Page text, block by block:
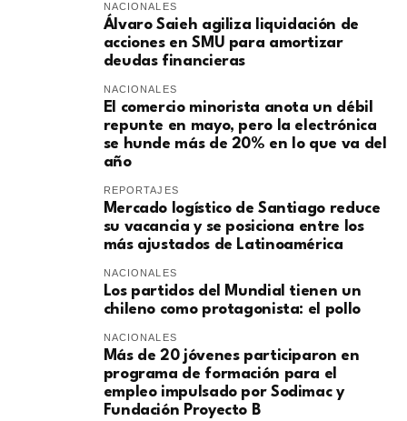
NACIONALES
​Álvaro Saieh agiliza liquidación de
acciones en SMU para amortizar
deudas financieras
NACIONALES
El comercio minorista anota un débil
repunte en mayo, pero la electrónica
se hunde más de 20% en lo que va del
año
REPORTAJES
Mercado logístico de Santiago reduce
su vacancia y se posiciona entre los
más ajustados de Latinoamérica
NACIONALES
Los partidos del Mundial tienen un
chileno como protagonista: el pollo
NACIONALES
Más de 20 jóvenes participaron en
programa de formación para el
empleo impulsado por Sodimac y
Fundación Proyecto B